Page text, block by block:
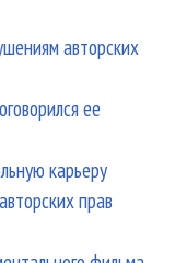
авторских
ее
карьеру
прав